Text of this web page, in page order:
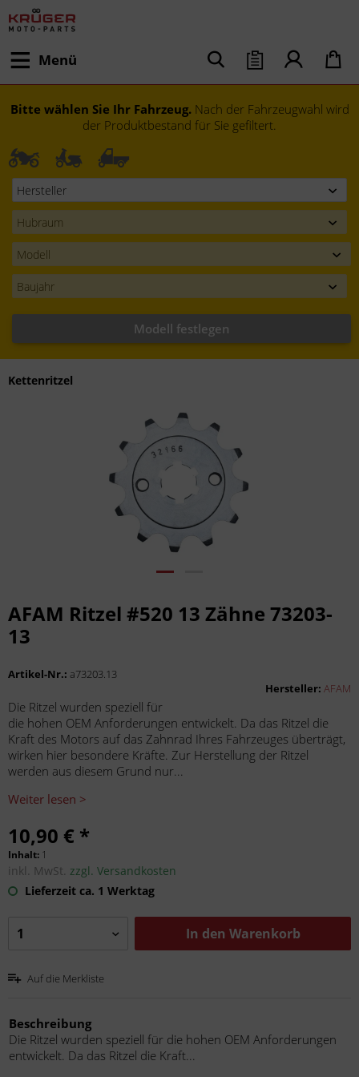
Menü
Bitte wählen Sie Ihr Fahrzeug. Nach der Fahrzeugwahl wird
der Produktbestand für Sie gefiltert.
Modell festlegen
Kettenritzel
AFAM Ritzel #520 13 Zähne 73203-
13
Artikel-Nr.: a73203.13
Hersteller: AFAM
Die Ritzel wurden speziell für
die hohen OEM Anforderungen entwickelt. Da das Ritzel die
Kraft des Motors auf das Zahnrad Ihres Fahrzeuges überträgt,
wirken hier besondere Kräfte. Zur Herstellung der Ritzel
werden aus diesem Grund nur...
Weiter lesen >
10,90 € *
Inhalt: 1
inkl. MwSt. zzgl. Versandkosten
Lieferzeit ca. 1 Werktag
In den Warenkorb
Auf die Merkliste
Beschreibung
Die Ritzel wurden speziell für die hohen OEM Anforderungen
entwickelt. Da das Ritzel die Kraft...